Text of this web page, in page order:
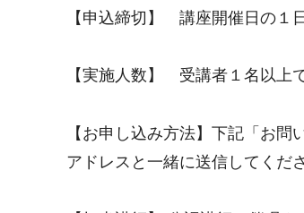
【申込締切】 講座開催日の１
【実施人数】 受講者１名以上
【お申し込み方法】下記「お
アドレスと一緒に送信してくだ